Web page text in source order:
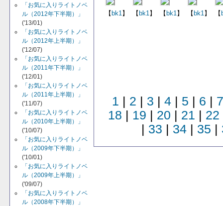
「お気に入りライトノベ
ル（2012年下半期）」
('13/01)
「お気に入りライトノベ
ル（2012年上半期）」
('12/07)
「お気に入りライトノベ
ル（2011年下半期）」
('12/01)
「お気に入りライトノベ
ル（2011年上半期）」
('11/07)
「お気に入りライトノベ
ル（2010年上半期）」
('10/07)
「お気に入りライトノベ
ル（2009年下半期）」
('10/01)
「お気に入りライトノベ
ル（2009年上半期）」
('09/07)
「お気に入りライトノベ
ル（2008年下半期）」
【 bk1 】 【 bk1 】 【 bk1 】 【 bk1 】 【
1 | 2 | 3 | 4 | 5 | 6 | 7
18 | 19 | 20 | 21 | 22
| 33 | 34| 35 |